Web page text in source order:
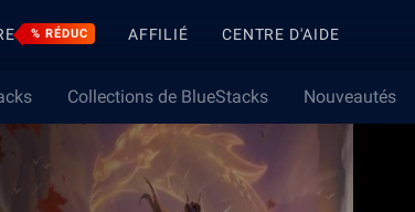
% RÉDUC AFFILIÉ CENTRE D'AIDE
Collections de BlueStacks Nouveautés